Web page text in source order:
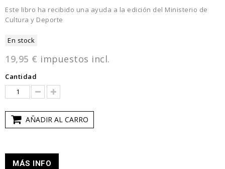
Este libro ha recibido una ayuda a la edición del Ministerio de
Cultura y Deporte
En stock
19,95 € impuestos incl.
Cantidad
AÑADIR AL CARRO
MÁS INFO